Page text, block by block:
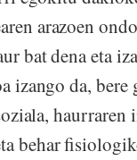
arazoen
bat dena eta
izango da, bere
haurraren
behar